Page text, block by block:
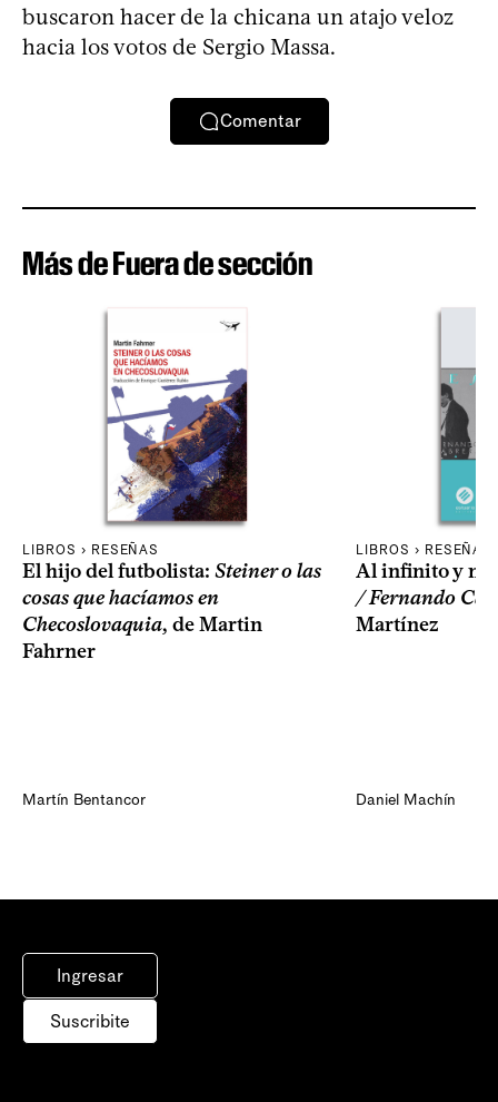
buscaron hacer de la chicana un atajo veloz
hacia los votos de Sergio Massa.
Comentar
Más de Fuera de sección
LIBROS › RESEÑAS
El hijo del futbolista: Steiner o las
cosas que hacíamos en
Checoslovaquia, de Martin
Fahrner
Martín Bentancor
LIBROS › RESEÑAS
Al infinito y
/ Fernando
Martínez
Daniel Machín
Ingresar
Suscribite